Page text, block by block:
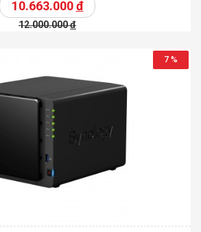
10.663.000đ
12.000.000đ
7 %